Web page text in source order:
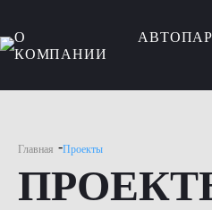
О
КОМПАНИИ
Главная -Проекты